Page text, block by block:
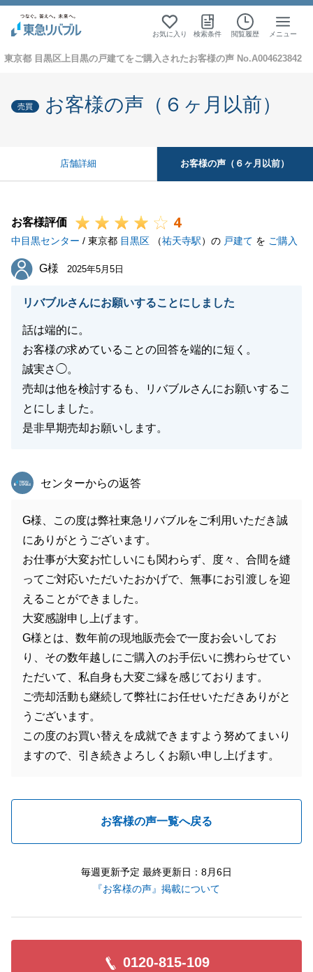
お気に入り 検索条件 閲覧履歴 メニュー
東京都 目黒区上目黒の戸建てをご購入されたお客様の声 No.A004623842
売買 お客様の声（６ヶ月以前）
店舗詳細 お客様の声（６ヶ月以前）
お客様評価 4
中目黒センター / 東京都 目黒区 （祐天寺駅）の 戸建て を ご購入
G様
G様 2025年5月5日
リバブルさんにお願いすることにしました
話は端的に。
お客様の求めていることの回答を端的に短く。
誠実さ◯。
売却は他を検討するも、リバブルさんにお願いするこ
とにしました。
是非早期売却お願いします。
東急リバブル
センターからの返答
G様、この度は弊社東急リバブルをご利用いただき誠
にありがとうございます。
お仕事が大変お忙しいにも関わらず、度々、合間を縫
ってご対応いただいたおかげで、無事にお引渡しを迎
えることができました。
大変感謝申し上げます。
G様とは、数年前の現地販売会で一度お会いしてお
り、その数年越しにご購入のお手伝いに携わらせてい
ただいて、私自身も大変ご縁を感じております。
ご売却活動も継続して弊社にお任せいただきありがと
うございます。
この度のお買い替えを成就できますよう努めてまいり
ますので、引き続きよろしくお願い申し上げます。
お客様の声一覧へ戻る
毎週更新予定 最終更新日：8月6日
『お客様の声』掲載について
0120-815-109